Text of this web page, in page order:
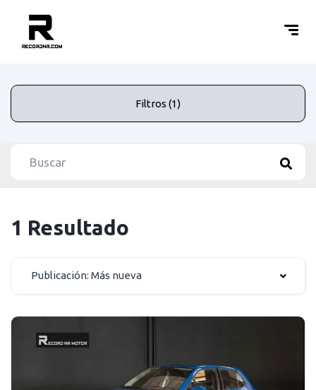
Filtros (1)
1 Resultado
Publicación: Más nueva